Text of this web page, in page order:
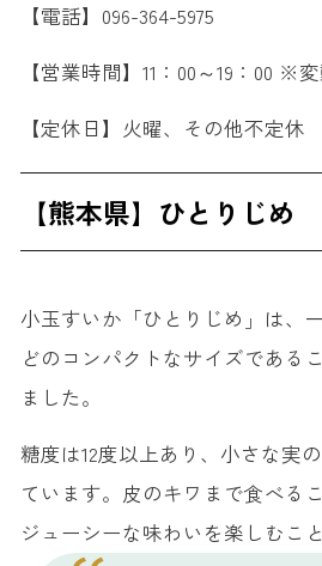
【電話】096-364-5975
【営業時間】11：00～19：00 ※
【定休日】火曜、その他不定休
【熊本県】ひとりじめ
小玉すいか「ひとりじめ」は、
どのコンパクトなサイズである
ました。
糖度は12度以上あり、小さな実
ています。皮のキワまで食べる
ジューシーな味わいを楽しむこ